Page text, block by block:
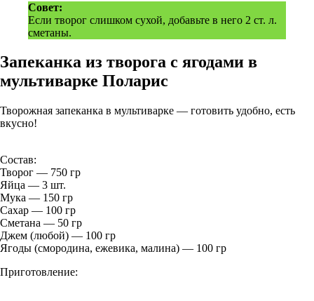
Совет:
Если творог слишком сухой, добавьте в него 2 ст. л.
сметаны.
Запеканка из творога с ягодами в
мультиварке Поларис
Творожная запеканка в мультиварке — готовить удобно, есть
вкусно!
Состав:
Творог — 750 гр
Яйца — 3 шт.
Мука — 150 гр
Сахар — 100 гр
Сметана — 50 гр
Джем (любой) — 100 гр
Ягоды (смородина, ежевика, малина) — 100 гр
Приготовление: